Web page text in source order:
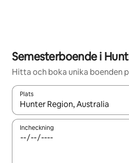
Semesterboende i
Hitta och boka unika boenden
Plats
När resultaten är tillgängliga kan
Incheckning